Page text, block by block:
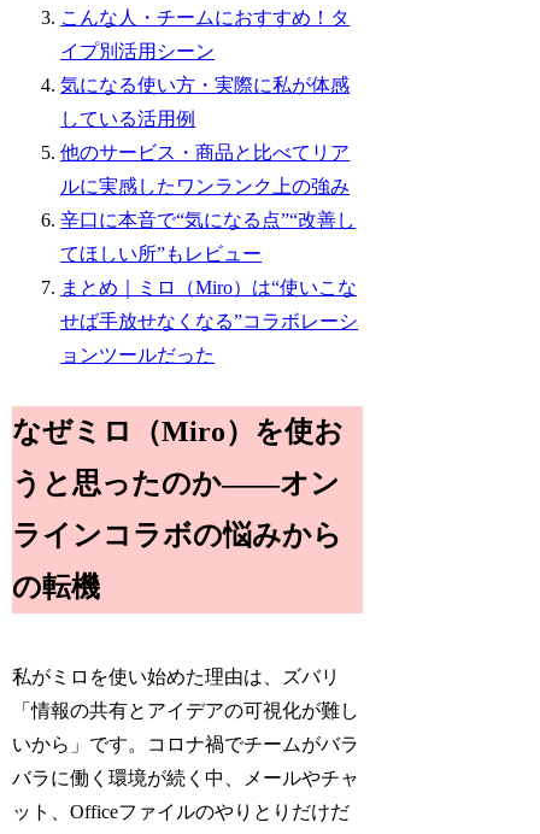
こんな人・チームにおすすめ！タ
イプ別活用シーン
気になる使い方・実際に私が体感
している活用例
他のサービス・商品と比べてリア
ルに実感したワンランク上の強み
辛口に本音で“気になる点”“改善し
てほしい所”もレビュー
まとめ｜ミロ（Miro）は“使いこな
せば手放せなくなる”コラボレーシ
ョンツールだった
なぜミロ（Miro）を使お
うと思ったのか――オン
ラインコラボの悩みから
の転機
私がミロを使い始めた理由は、ズバリ
「情報の共有とアイデアの可視化が難し
いから」です。コロナ禍でチームがバラ
バラに働く環境が続く中、メールやチャ
ット、Officeファイルのやりとりだけだ